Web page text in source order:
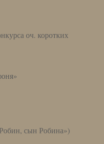
оч. коротких
сын Робина»)